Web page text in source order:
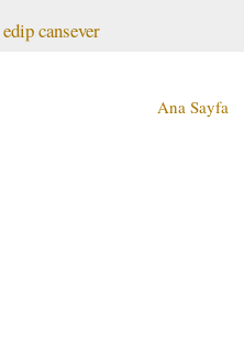
edip cansever
Ana Sayfa